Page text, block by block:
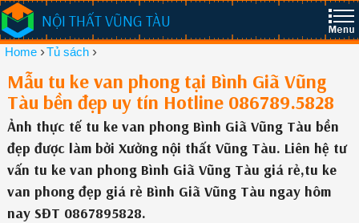
NỘI THẤT VŨNG TÀU
Home ›Tủ sách ›
Mẫu tu ke van phong tại Bình Giã Vũng
Tàu bền đẹp uy tín Hotline 086789.5828
Ảnh thực tế tu ke van phong Bình Giã Vũng Tàu bền
đẹp được làm bởi Xưởng nội thất Vũng Tàu. Liên hệ tư
vấn tu ke van phong Bình Giã Vũng Tàu giá rẻ,tu ke
van phong đẹp giá rẻ Bình Giã Vũng Tàu ngay hôm
nay SĐT 0867895828.